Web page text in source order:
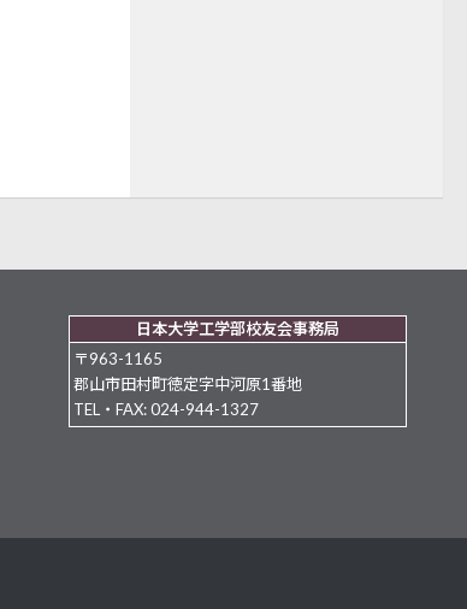
日本大学工学部校友会事務局
〒963-1165
郡山市田村町徳定字中河原1番地
TEL・FAX: 024-944-1327